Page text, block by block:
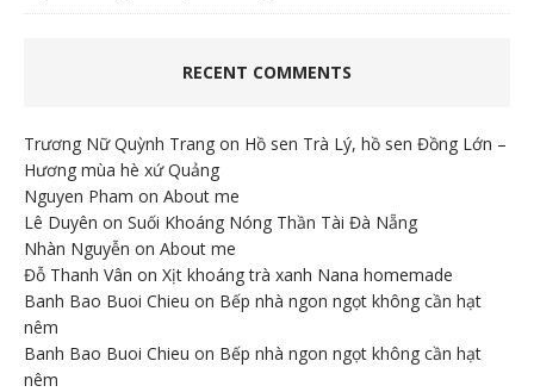
RECENT COMMENTS
Trương Nữ Quỳnh Trang on Hồ sen Trà Lý, hồ sen Đồng Lớn –
Hương mùa hè xứ Quảng
Nguyen Pham on About me
Lê Duyên on Suối Khoáng Nóng Thần Tài Đà Nẵng
Nhàn Nguyễn on About me
Đỗ Thanh Vân on Xịt khoáng trà xanh Nana homemade
Banh Bao Buoi Chieu on Bếp nhà ngon ngọt không cần hạt
nêm
Banh Bao Buoi Chieu on Bếp nhà ngon ngọt không cần hạt
nêm